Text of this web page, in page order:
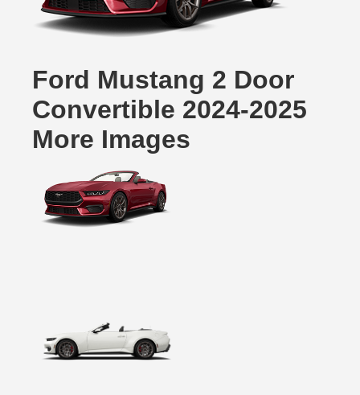
Ford Mustang 2 Door
Convertible 2024-2025
More Images